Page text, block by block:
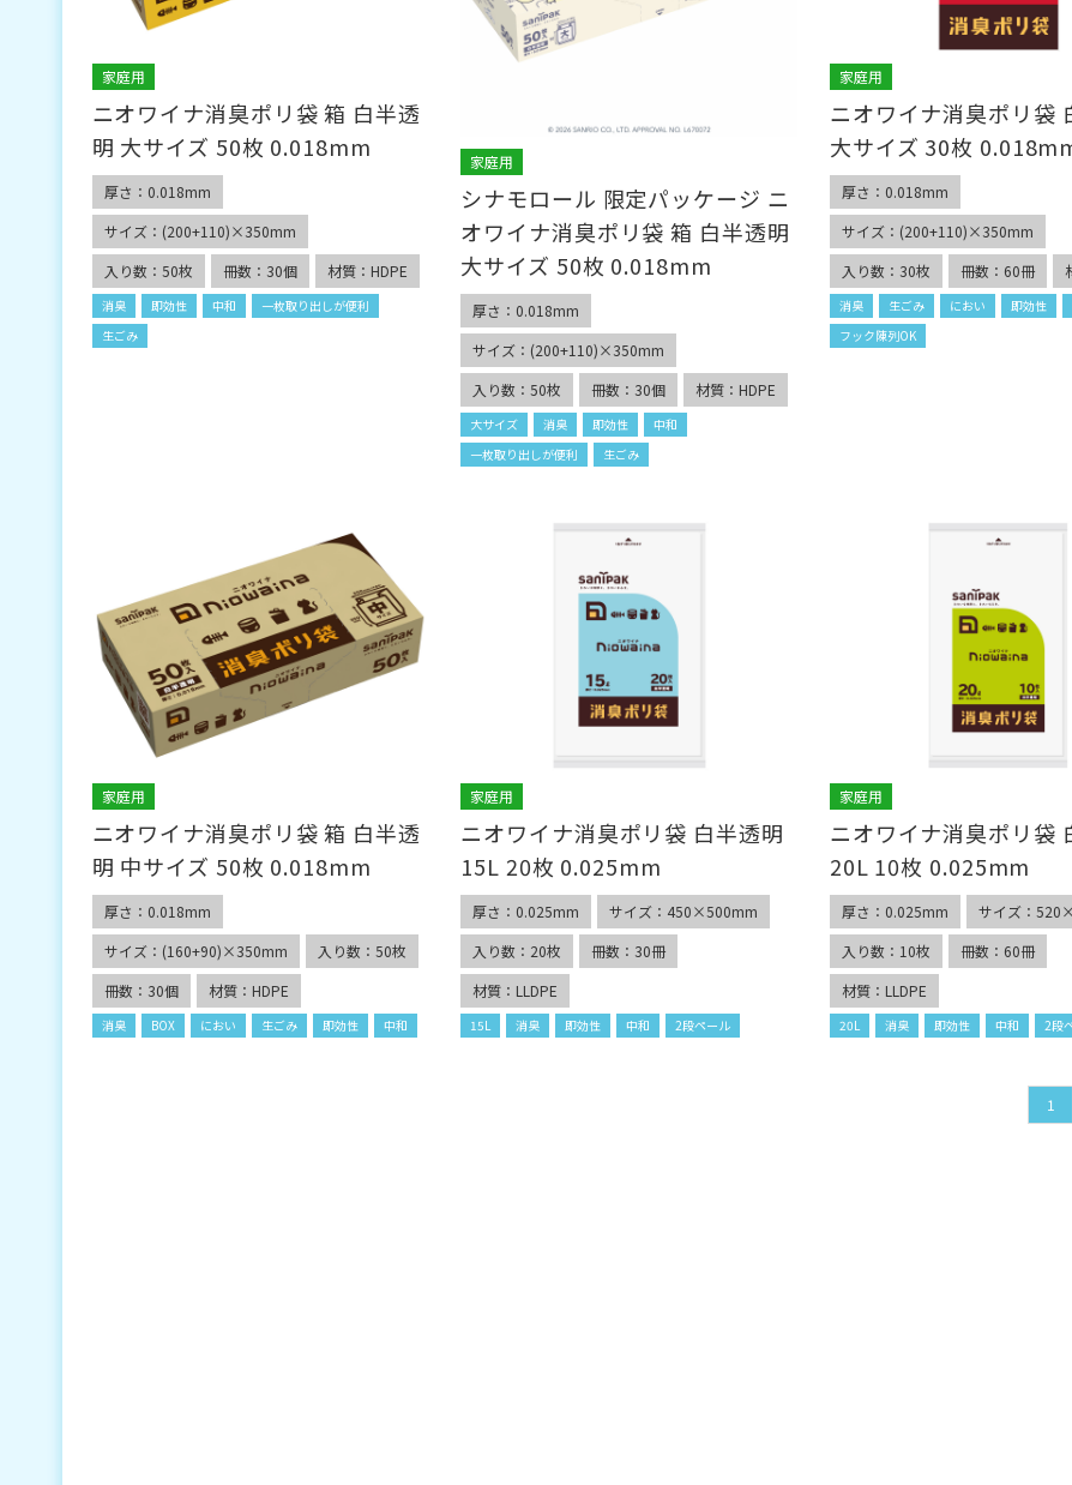
家庭用
ニオワイナ消臭ポリ袋 箱 白半透
明 大サイズ 50枚 0.018mm
厚さ：0.018mm
サイズ：(200+110)×350mm
入り数：50枚
冊数：30個 材質：HDPE
消臭 即効性 中和
一枚取り出しが便利
生ごみ
家庭用
シナモロール 限定パッケージ ニ
オワイナ消臭ポリ袋 箱 白半透明
大サイズ 50枚 0.018mm
厚さ：0.018mm
サイズ：(200+110)×350mm
入り数：50枚
冊数：30個 材質：HDPE
大サイズ 消臭 即効性
中和
一枚取り出しが便利
生ごみ
家庭用
ニオワイナ消臭ポリ袋
大サイズ 30枚
厚さ：0.018mm
サイズ：(200+110)×350mm
入り数：30枚
冊数：60冊
消臭 生ごみ におい 即効性
フック陳列OK
家庭用
ニオワイナ消臭ポリ袋 箱 白半透
明 中サイズ 50枚 0.018mm
厚さ：0.018mm
サイズ：(160+90)×350mm
入り数：50枚
冊数：30個
材質：HDPE
消臭 BOX におい 生ごみ 即効性 中和
家庭用
ニオワイナ消臭ポリ袋 白半透明
15L 20枚 0.025mm
厚さ：0.025mm
サイズ：450×500mm
入り数：20枚
冊数：30冊
材質：LLDPE
15L 消臭 即効性 中和 2段ペール
家庭用
ニオワイナ消臭ポリ袋
20L 10枚 0.025mm
厚さ：0.025mm
サイズ：
入り数：10枚
冊数：60冊
材質：LLDPE
20L 消臭 即効性 中和 2段
1